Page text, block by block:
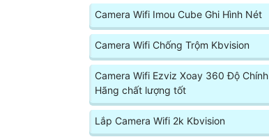
Camera Wifi Imou Cube Ghi Hình Nét
Camera Wifi Chống Trộm Kbvision
Camera Wifi Ezviz Xoay 360 Độ Chính
Hãng chất lượng tốt
Lắp Camera Wifi 2k Kbvision